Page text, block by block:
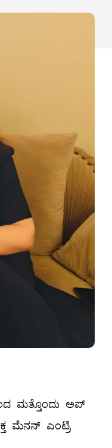
ಮತ್ತೊಂದು ಅಪ್‌
ಮೆನನ್‌ ಎಂಟ್ರಿ